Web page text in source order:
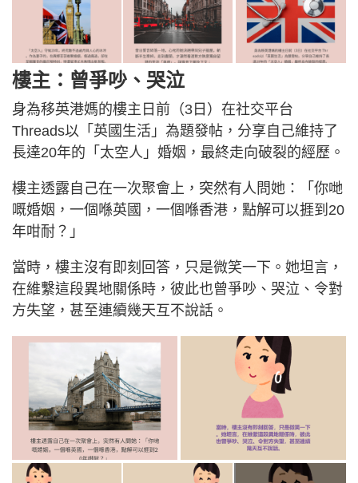
樓主：曾爭吵、哭泣
身為移英港媽的樓主日前（3日）在社交平台
Threads以「英國生活」為題發帖，分享自己維持了
長達20年的「太空人」婚姻，最終走向破裂的經歷。
樓主透露自己在一次聚會上，突然有人問她：「你哋
嘅婚姻，一個喺英國，一個喺香港，點解可以捱到20
年咁耐？」
當時，樓主沒有即刻回答，只是微笑一下。她坦言，
在維繫這段異地關係時，彼此也曾爭吵、哭泣、令對
方失望，甚至連續幾天互不說話。